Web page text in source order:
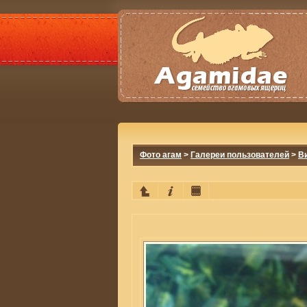
Фото агам > Галереи пользователей >